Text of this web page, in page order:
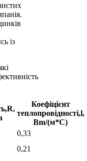
із
Коефіцієнт
теплопровідності,l,
Вm/(м*С)
0,33
0,21